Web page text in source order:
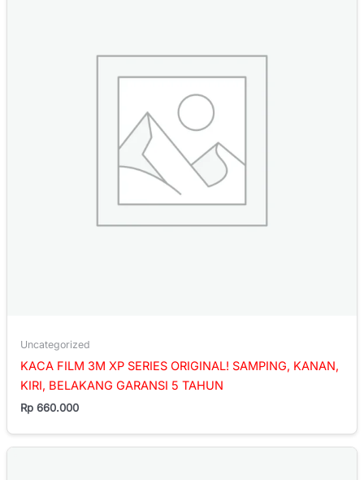
Uncategorized
KACA FILM 3M XP SERIES ORIGINAL! SAMPING, KANAN,
KIRI, BELAKANG GARANSI 5 TAHUN
Rp 660.000